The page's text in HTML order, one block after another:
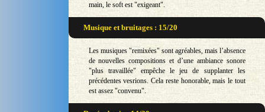
main, le soft est "exigeant".
Musique et bruitages : 15/20
Les musiques "remixées" sont agréables, mais l’absence
de nouvelles compositions et d’une ambiance sonore
"plus travaillée" empêche le jeu de supplanter les
précédentes vesrions. Cela reste honorable, mais le tout
est assez "convenu".